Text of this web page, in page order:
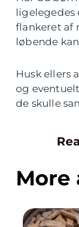
ligelegedes
flankeret af
løbende
Husk ellers
og
de skulle
More